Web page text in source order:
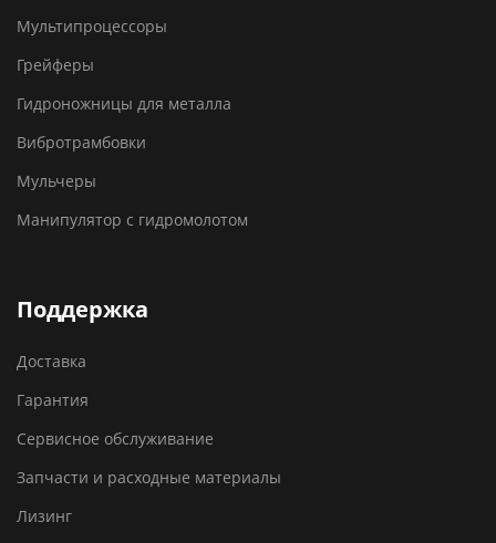
Мультипроцессоры
Грейферы
Гидроножницы для металла
Вибротрамбовки
Мульчеры
Манипулятор с гидромолотом
Поддержка
Доставка
Гарантия
Сервисное обслуживание
Запчасти и расходные материалы
Лизинг